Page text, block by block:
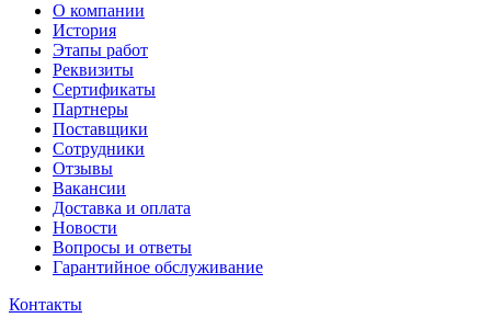
О компании
История
Этапы работ
Реквизиты
Сертификаты
Партнеры
Поставщики
Сотрудники
Отзывы
Вакансии
Доставка и оплата
Новости
Вопросы и ответы
Гарантийное обслуживание
Контакты